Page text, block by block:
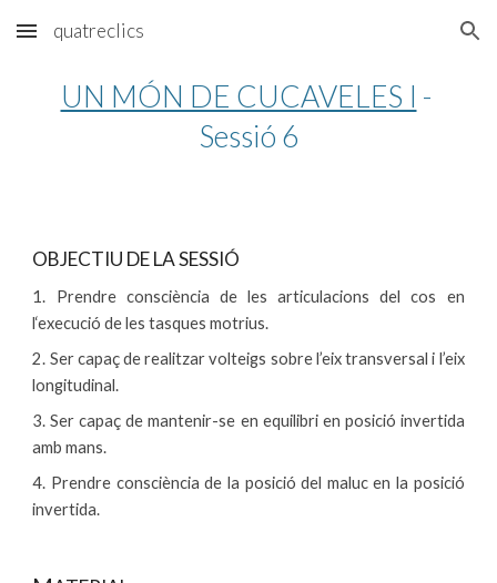
Skip to main content Skip to navigation
quatreclics
UN MÓN DE CUCAVELES I -
Sessió 6
OBJECTIU DE LA SESSIÓ
1. Prendre consciència de les articulacions del cos en
l‘execució de les tasques motrius.
2. Ser capaç de realitzar volteigs sobre l’eix transversal i l’eix
longitudinal.
3. Ser capaç de mantenir-se en equilibri en posició invertida
amb mans.
4. Prendre consciència de la posició del maluc en la posició
invertida.